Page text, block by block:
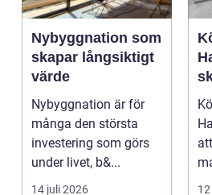
Nybyggnation som
skapar långsiktigt
värde
Nybyggnation är för
många den största
investering som görs
under livet, b&...
14 juli 2026